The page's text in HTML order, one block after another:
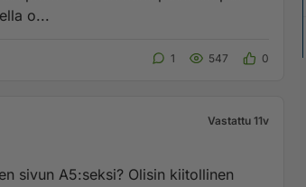
o...
1 547 0
Vastattu 11v
sivun A5:seksi? Olisin kiitollinen